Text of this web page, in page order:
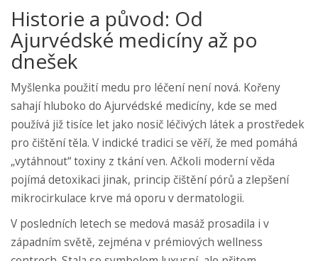
Historie a původ: Od
Ajurvédské medicíny až po
dnešek
Myšlenka použití medu pro léčení není nová. Kořeny
sahají hluboko do Ajurvédské medicíny, kde se med
používá již tisíce let jako nosič léčivých látek a prostředek
pro čištění těla. V indické tradici se věří, že med pomáhá
„vytáhnout“ toxiny z tkání ven. Ačkoli moderní věda
pojímá detoxikaci jinak, princip čištění pórů a zlepšení
mikrocirkulace krve má oporu v dermatologii.
V posledních letech se medová masáž prosadila i v
západním světě, zejména v prémiových wellness